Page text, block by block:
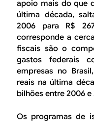
apoio mais do que
última década,
2006 para R$
corresponde a
fiscais são o
gastos federais
empresas no
reais na última
bilhões entre 2006 e
Os programas de